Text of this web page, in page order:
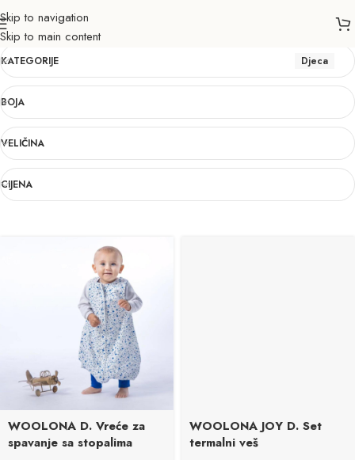
Skip to navigation
Skip to main content
Djeca
KATEGORIJE Djeca
BOJA
VELIČINA
CIJENA
WOOLONA D. Vreće za
spavanje sa stopalima
WOOLONA JOY D. Set
termalni veš